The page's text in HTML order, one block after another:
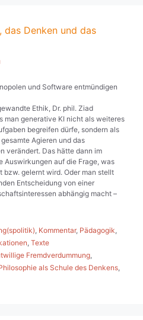
das Denken und das
und Software entmündigen
Ethik, Dr. phil. Ziad
man generative KI nicht als weiteres
begreifen dürfe, sondern als
Agieren und das
verändert. Das hätte dann im
Auswirkungen auf die Frage, was
gelernt wird. Oder man stellt
Entscheidung von einer
abhängig macht –
, Kommentar, Pädagogik,
, Texte
Fremdverdummung,
als Schule des Denkens,